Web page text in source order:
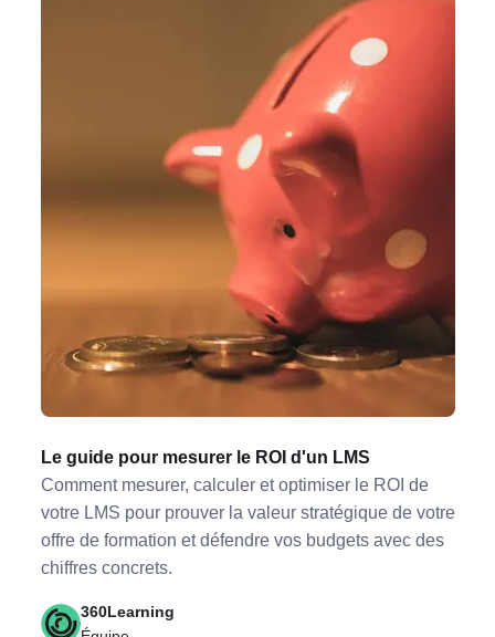
Le guide pour mesurer le ROI d'un LMS
Comment mesurer, calculer et optimiser le ROI de
votre LMS pour prouver la valeur stratégique de votre
offre de formation et défendre vos budgets avec des
chiffres concrets.
360Learning